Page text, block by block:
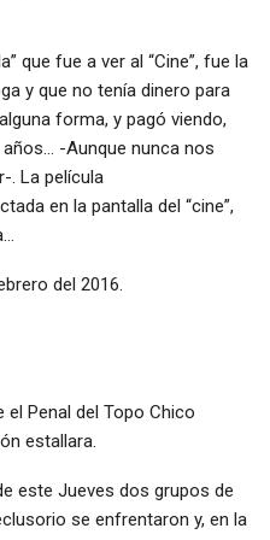
que fue a ver al “Cine”, fue la
y que no tenía dinero para
forma, y pagó viendo,
-Aunque nunca nos
. La película
en la pantalla del “cine”,
del 2016.
el Penal del Topo Chico
estallara.
este Jueves dos grupos de
se enfrentaron y, en la